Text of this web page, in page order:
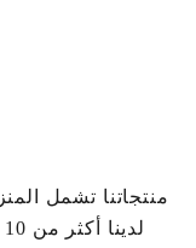
منتجاتنا تشمل
لدينا أكثر من 10 سنوات من الخبرة في الصناعة ، وفريق التصنيع والمشتريات المهني ،